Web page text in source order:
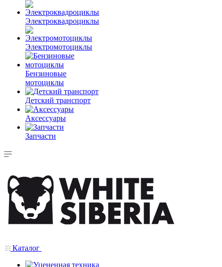
Электроквадроциклы
Электромотоциклы
Бензиновые
мотоциклы
Детский транспорт
Аксессуары
Запчасти
Каталог